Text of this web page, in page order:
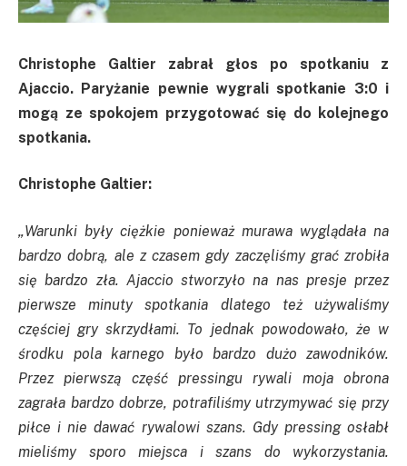
Christophe Galtier zabrał głos po spotkaniu z
Ajaccio. Paryżanie pewnie wygrali spotkanie 3:0 i
mogą ze spokojem przygotować się do kolejnego
spotkania.
Christophe Galtier:
„Warunki były ciężkie ponieważ murawa wyglądała na
bardzo dobrą, ale z czasem gdy zaczęliśmy grać zrobiła
się bardzo zła. Ajaccio stworzyło na nas presje przez
pierwsze minuty spotkania dlatego też używaliśmy
częściej gry skrzydłami. To jednak powodowało, że w
środku pola karnego było bardzo dużo zawodników.
Przez pierwszą część pressingu rywali moja obrona
zagrała bardzo dobrze, potrafiliśmy utrzymywać się przy
piłce i nie dawać rywalowi szans. Gdy pressing osłabł
mieliśmy sporo miejsca i szans do wykorzystania.